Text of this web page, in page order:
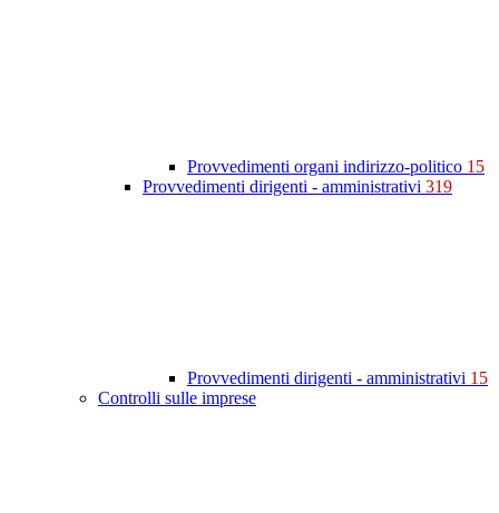
Provvedimenti organi indirizzo-politico 15
Provvedimenti dirigenti - amministrativi 319
Provvedimenti dirigenti - amministrativi 15
Controlli sulle imprese